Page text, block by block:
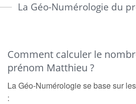
La Géo-Numérologie du
Comment calculer le
prénom Matthieu ?
La Géo-Numérologie se base sur
: